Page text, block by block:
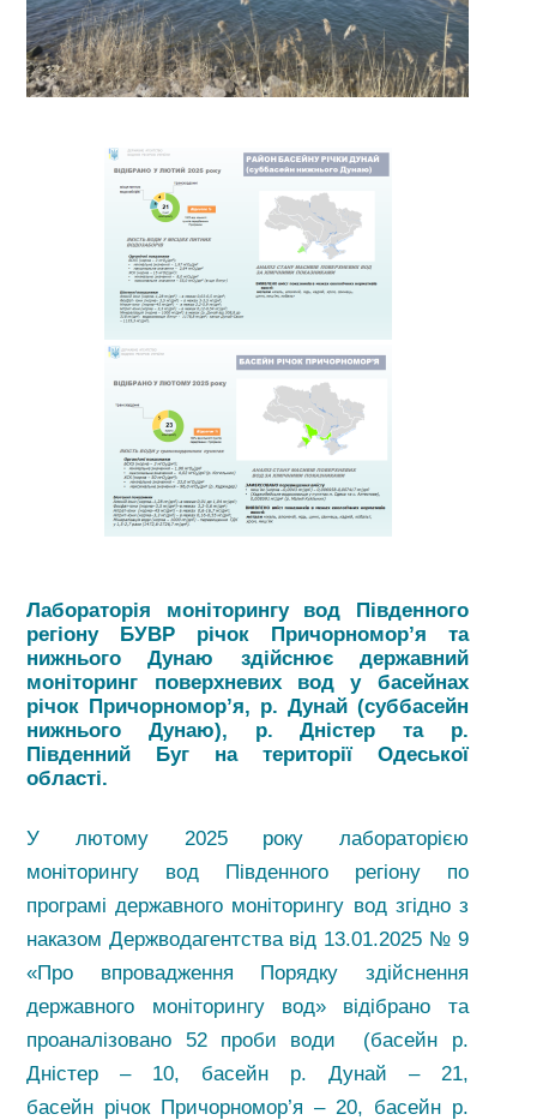
Лабораторія моніторингу вод Південного
регіону БУВР річок Причорномор’я та
нижнього Дунаю здійснює державний
моніторинг поверхневих вод у басейнах
річок Причорномор’я, р. Дунай (суббасейн
нижнього Дунаю), р. Дністер та р.
Південний Буг на території Одеської
області.
У лютому 2025 року лабораторією
моніторингу вод Південного регіону по
програмі державного моніторингу вод згідно з
наказом Держводагентства від 13.01.2025 № 9
«Про впровадження Порядку здійснення
державного моніторингу вод» відібрано та
проаналізовано 52 проби води (басейн р.
Дністер – 10, басейн р. Дунай – 21,
басейн річок Причорномор’я – 20, басейн р.